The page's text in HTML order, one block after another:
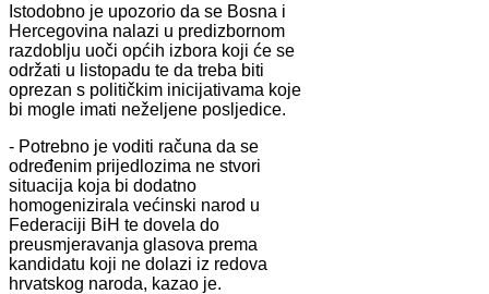
Istodobno je upozorio da se Bosna i
Hercegovina nalazi u predizbornom
razdoblju uoči općih izbora koji će se
održati u listopadu te da treba biti
oprezan s političkim inicijativama koje
bi mogle imati neželjene posljedice.
- Potrebno je voditi računa da se
određenim prijedlozima ne stvori
situacija koja bi dodatno
homogenizirala većinski narod u
Federaciji BiH te dovela do
preusmjeravanja glasova prema
kandidatu koji ne dolazi iz redova
hrvatskog naroda, kazao je.